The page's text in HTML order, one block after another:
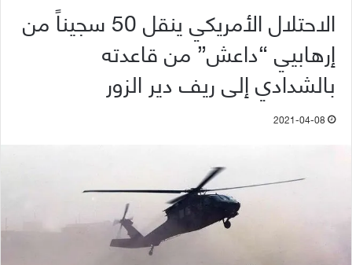
الاحتلال الأمريكي ينقل 50 سجيناً من
إرهابيي “داعش” من قاعدته
بالشدادي إلى ريف دير الزور
2021-04-08